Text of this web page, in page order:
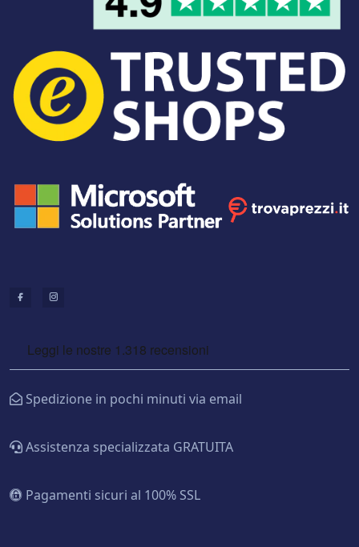
Spedizione in pochi minuti via email
Assistenza specializzata GRATUITA
Pagamenti sicuri al 100% SSL